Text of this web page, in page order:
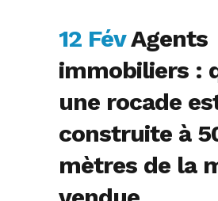
12 FévAgents
immobiliers :
une rocade
construite à
mètres de la